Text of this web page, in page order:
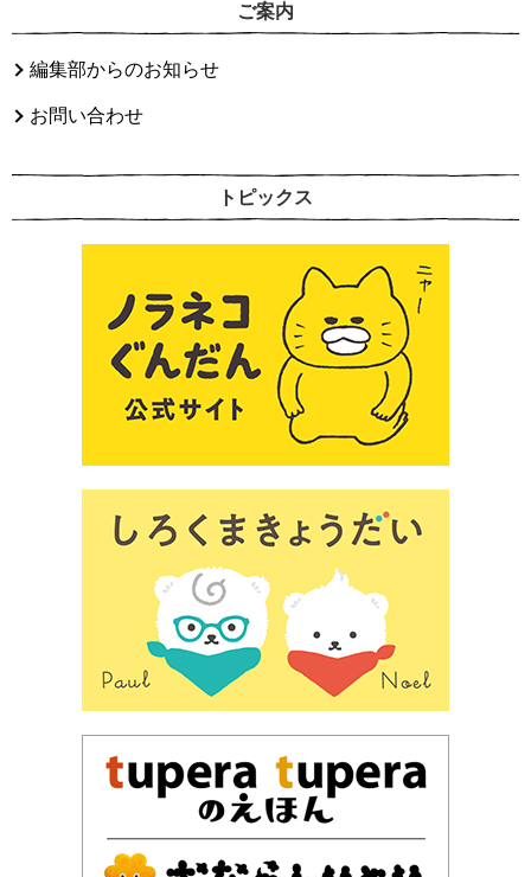
ご案内
編集部からのお知らせ
お問い合わせ
トピックス